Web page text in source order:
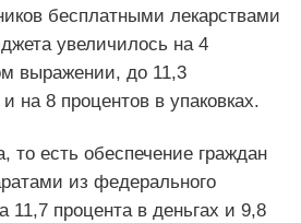
бесплатными лекарствами
увеличилось на 4
выражении, до 11,3
на 8 процентов в упаковках.
то есть обеспечение граждан
из федерального
11,7 процента в деньгах и 9,8